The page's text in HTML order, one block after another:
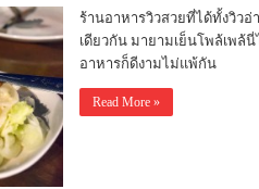
ร้านอาหารวิวสวยที่ได้ทั้งวิว
เดียวกัน มายามเย็นโพล้เพล้
อาหารก็ดีงามไม่แพ้กัน
Read More »